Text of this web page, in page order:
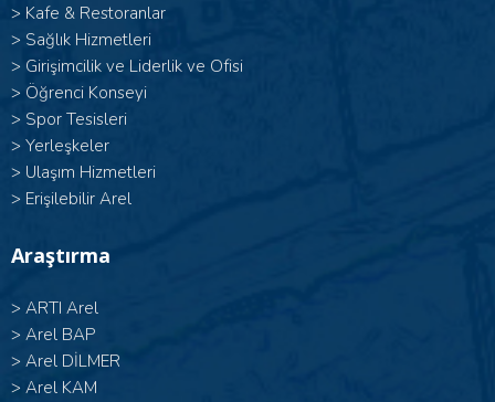
> Kafe & Restoranlar
> Sağlık Hizmetleri
> Girişimcilik ve Liderlik ve Ofisi
> Öğrenci Konseyi
> Spor Tesisleri
> Yerleşkeler
> Ulaşım Hizmetleri
> Erişilebilir Arel
Araştırma
> ARTI Arel
> Arel BAP
> Arel DİLMER
> Arel KAM